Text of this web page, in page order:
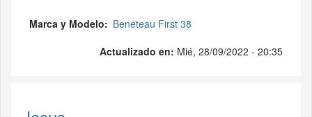
Marca y Modelo
Beneteau First 38
Actualizado en: Mié, 28/09/2022 - 20:35